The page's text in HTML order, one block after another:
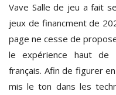
Vave Salle de jeu a fait
jeux de financment de
page ne cesse de
le expérience haut de
français. Afin de figurer
mis le ton dans les